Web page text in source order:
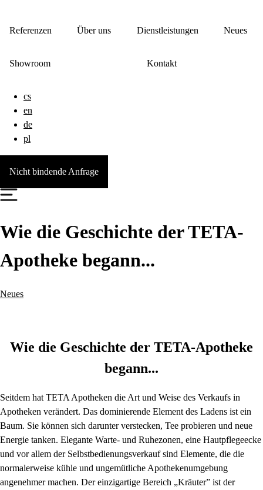
Referenzen Über uns Dienstleistungen Neues
Showroom Kontakt
cs
en
de
pl
Nicht bindende Anfrage
Wie die Geschichte der TETA-
Apotheke begann...
Neues
Wie die Geschichte der TETA-Apotheke
begann...
Seitdem hat TETA Apotheken die Art und Weise des Verkaufs in
Apotheken verändert. Das dominierende Element des Ladens ist ein
Baum. Sie können sich darunter verstecken, Tee probieren und neue
Energie tanken. Elegante Warte- und Ruhezonen, eine Hautpflegeecke
und vor allem der Selbstbedienungsverkauf sind Elemente, die die
normalerweise kühle und ungemütliche Apothekenumgebung
angenehmer machen. Der einzigartige Bereich „Kräuter” ist der